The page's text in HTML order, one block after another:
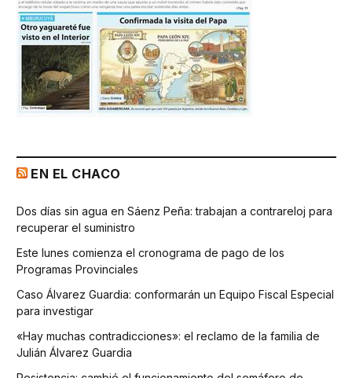
EN EL CHACO
Dos días sin agua en Sáenz Peña: trabajan a contrareloj para
recuperar el suministro
Este lunes comienza el cronograma de pago de los
Programas Provinciales
Caso Álvarez Guardia: conformarán un Equipo Fiscal Especial
para investigar
«Hay muchas contradicciones»: el reclamo de la familia de
Julián Álvarez Guardia